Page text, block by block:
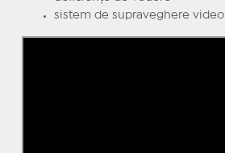
sistem de supraveghere video